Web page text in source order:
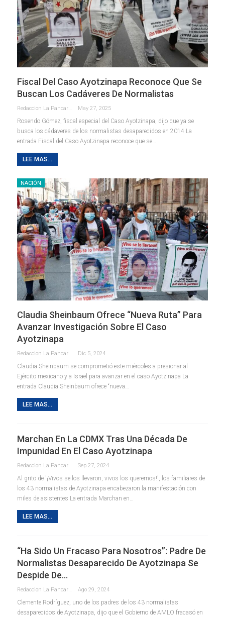
Fiscal Del Caso Ayotzinapa Reconoce Que Se
Buscan Los Cadáveres De Normalistas
Redaccion La Pancarta De Quintana Roo May 27, 2025
Rosendo Gómez, fiscal especial del Caso Ayotzinapa, dijo que ya se
busca los cádaveres de los normalistas desaparecidos en 2014 La
entrada Fiscal del Caso Ayotzinapa reconoce que se…
LEE MAS...
NACIÓN
Claudia Sheinbaum Ofrece “nueva Ruta” Para
Avanzar Investigación Sobre El Caso
Ayotzinapa
Redaccion La Pancarta De Quintana Roo Dic 5, 2024
Claudia Sheinbaum se comprometió este miércoles a presionar al
Ejército mexicano y a Israel para avanzar en el caso Ayotzinapa La
entrada Claudia Sheinbaum ofrece “nueva…
LEE MAS...
Marchan En La CDMX Tras Una Década De
Impunidad En El Caso Ayotzinapa
Redaccion La Pancarta De Quintana Roo Sep 27, 2024
Al grito de '¡Vivos se los llevaron, vivos los queremos!', los familiares de
los 43 normalistas de Ayotzinapa encabezaron la manifestación con
miles de asistentes La entrada Marchan en…
LEE MAS...
“Ha Sido Un Fracaso Para Nosotros”: Padre De
Normalistas Desaparecido De Ayotzinapa Se
Despide De…
Redaccion La Pancarta De Quintana Roo Ago 29, 2024
Clemente Rodríguez, uno de los padres de los 43 normalistas
desaparecidos de Ayotzinapa, dijo que el Gobierno de AMLO fracasó en